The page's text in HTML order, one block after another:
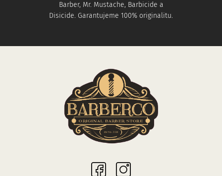
Barber, Mr. Mustache, Barbicide a
Disicide. Garantujeme 100% originalitu.